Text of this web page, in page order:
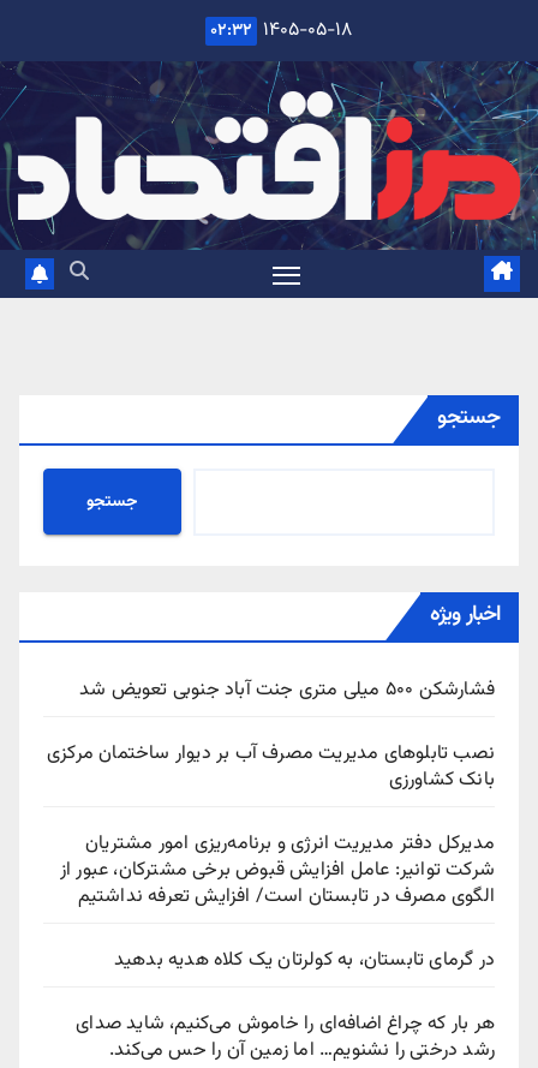
content
۱۴۰۵-۰۵-۱۸ ۰۲:۳۲
جستجو
جستجو
اخبار ویژه
فشارشکن ۵۰۰ میلی متری جنت آباد جنوبی تعویض شد
نصب تابلوهای مدیریت مصرف آب بر دیوار ساختمان مرکزی
بانک کشاورزی
مدیرکل دفتر مدیریت انرژی و برنامه‌ریزی امور مشتریان
شرکت توانیر: عامل افزایش قبوض برخی مشترکان، عبور از
الگوی مصرف در تابستان است/ افزایش تعرفه نداشتیم
در گرمای تابستان، به کولرتان یک کلاه هدیه بدهید
هر بار که چراغ اضافه‌ای را خاموش می‌کنیم، شاید صدای
رشد درختی را نشنویم… اما زمین آن را حس می‌کند.